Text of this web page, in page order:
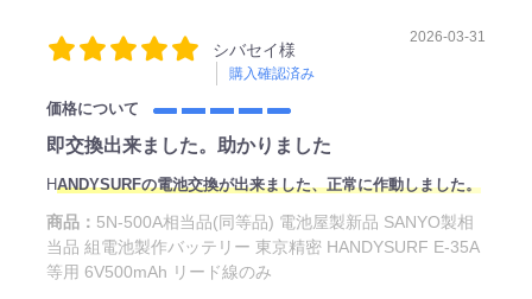
シバセイ様
購入確認済み
2026-03-31
価格について
即交換出来ました。助かりました
HANDYSURFの電池交換が出来ました、正常に作動しました。
商品： 5N-500A相当品(同等品) 電池屋製新品 SANYO製相
当品 組電池製作バッテリー 東京精密 HANDYSURF E-35A
等用 6V500mAh リード線のみ